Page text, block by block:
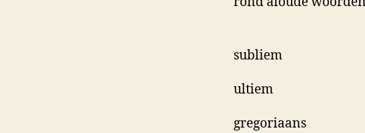
subliem
ultiem
gregoriaans